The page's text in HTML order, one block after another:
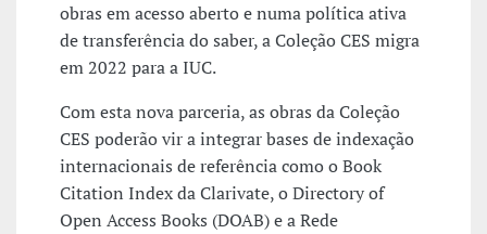
obras em acesso aberto e numa política ativa
de transferência do saber, a Coleção CES migra
em 2022 para a IUC.
Com esta nova parceria, as obras da Coleção
CES poderão vir a integrar bases de indexação
internacionais de referência como o Book
Citation Index da Clarivate, o Directory of
Open Access Books (DOAB) e a Rede